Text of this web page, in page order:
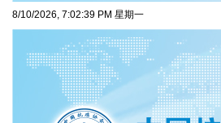
8/10/2026, 7:02:41 PM 星期一